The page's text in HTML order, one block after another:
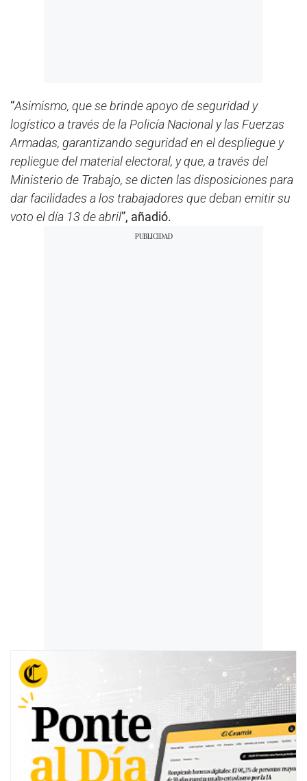
“Asimismo, que se brinde apoyo de seguridad y
logístico a través de la Policía Nacional y las Fuerzas
Armadas, garantizando seguridad en el despliegue y
repliegue del material electoral, y que, a través del
Ministerio de Trabajo, se dicten las disposiciones para
dar facilidades a los trabajadores que deban emitir su
voto el día 13 de abril”, añadió.